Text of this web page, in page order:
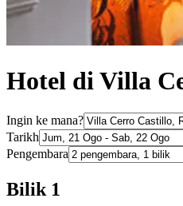
Hotel di Villa
Ingin ke mana?
Tarikh
Pengembara
Bilik 1